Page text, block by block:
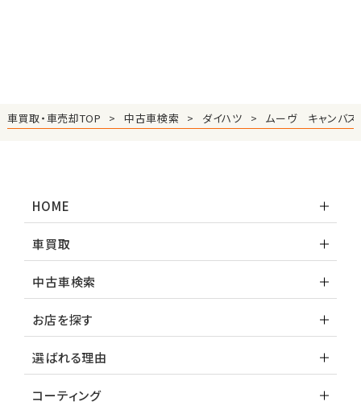
車買取・車売却TOP 中古車検索 ダイハツ ムーヴ キャンバス
HOME
車買取
中古車検索
お店を探す
選ばれる理由
コーティング